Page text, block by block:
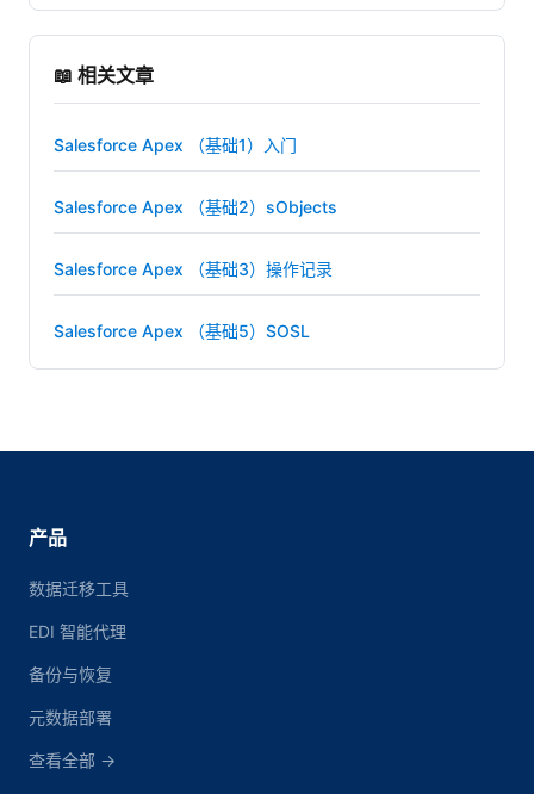
📖 相关文章
Salesforce Apex （基础1）入门
Salesforce Apex （基础2）sObjects
Salesforce Apex （基础3）操作记录
Salesforce Apex （基础5）SOSL
产品
数据迁移工具
EDI 智能代理
备份与恢复
元数据部署
查看全部 →